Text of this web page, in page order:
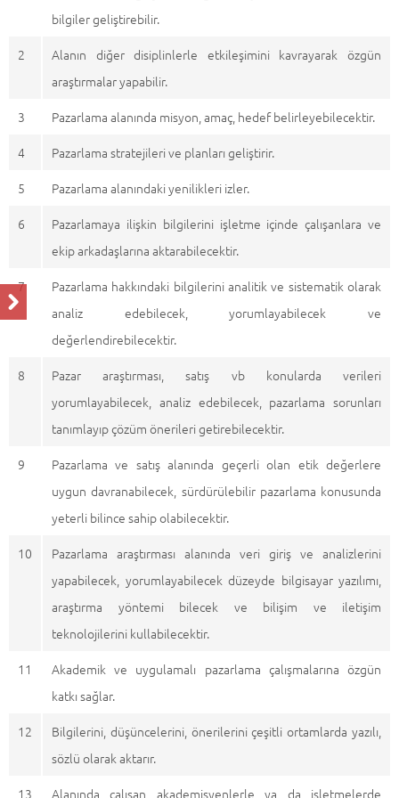
bilgiler geliştirebilir.
2
Alanın diğer disiplinlerle etkileşimini kavrayarak özgün
araştırmalar yapabilir.
3
Pazarlama alanında misyon, amaç, hedef belirleyebilecektir.
4
Pazarlama stratejileri ve planları geliştirir.
5
Pazarlama alanındaki yenilikleri izler.
6
Pazarlamaya ilişkin bilgilerini işletme içinde çalışanlara ve
ekip arkadaşlarına aktarabilecektir.
7
Pazarlama hakkındaki bilgilerini analitik ve sistematik olarak
analiz edebilecek, yorumlayabilecek ve
değerlendirebilecektir.
8
Pazar araştırması, satış vb konularda verileri
yorumlayabilecek, analiz edebilecek, pazarlama sorunları
tanımlayıp çözüm önerileri getirebilecektir.
9
Pazarlama ve satış alanında geçerli olan etik değerlere
uygun davranabilecek, sürdürülebilir pazarlama konusunda
yeterli bilince sahip olabilecektir.
10
Pazarlama araştırması alanında veri giriş ve analizlerini
yapabilecek, yorumlayabilecek düzeyde bilgisayar yazılımı,
araştırma yöntemi bilecek ve bilişim ve iletişim
teknolojilerini kullabilecektir.
11
Akademik ve uygulamalı pazarlama çalışmalarına özgün
katkı sağlar.
12
Bilgilerini, düşüncelerini, önerilerini çeşitli ortamlarda yazılı,
sözlü olarak aktarır.
13
Alanında çalışan akademisyenlerle ya da işletmelerde